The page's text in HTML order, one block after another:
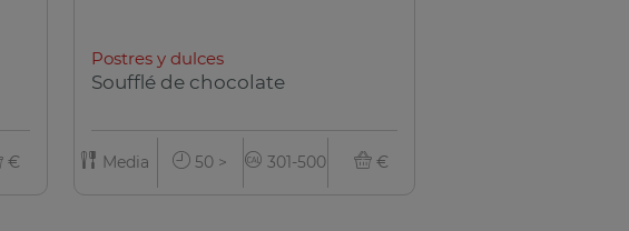
€
Postres y dulces
Soufflé de chocolate
Media 50 > 301-500 €